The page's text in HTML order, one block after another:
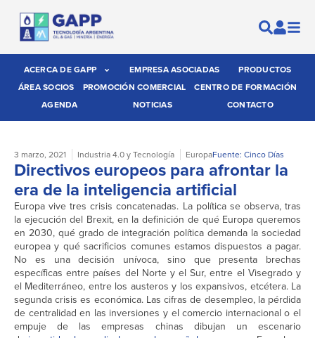
ACERCA DE GAPP EMPRESA ASOCIADAS
PRODUCTOS
ÁREA SOCIOS
PROMOCIÓN COMERCIAL
CENTRO DE FORMACIÓN
AGENDA
NOTICIAS CONTACTO
3 marzo, 2021 Industria 4.0 y Tecnología EuropaFuente: Cinco Días
Directivos europeos para afrontar la
era de la inteligencia artificial
Europa vive tres crisis concatenadas. La política se observa, tras
la ejecución del Brexit, en la definición de qué Europa queremos
en 2030, qué grado de integración política demanda la sociedad
europea y qué sacrificios comunes estamos dispuestos a pagar.
No es una decisión unívoca, sino que presenta brechas
específicas entre países del Norte y el Sur, entre el Visegrado y
el Mediterráneo, entre los austeros y los expansivos, etcétera. La
segunda crisis es económica. Las cifras de desempleo, la pérdida
de centralidad en las inversiones y el comercio internacional o el
empuje de las empresas chinas dibujan un escenario